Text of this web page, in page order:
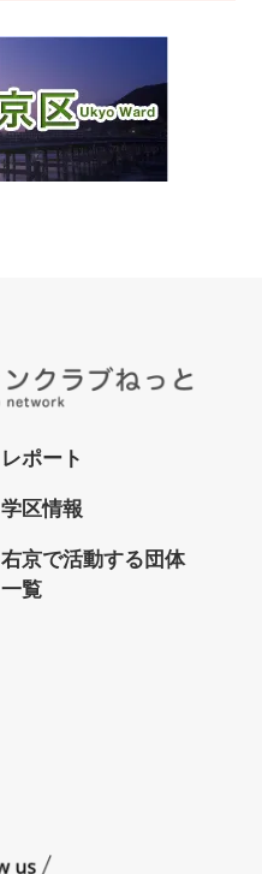
レポート
学区情報
右京で活動する団体
一覧